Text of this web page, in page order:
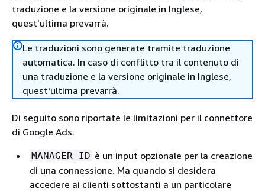
traduzione e la versione originale in Inglese,
quest'ultima prevarrà.
Le traduzioni sono generate tramite traduzione
automatica. In caso di conflitto tra il contenuto di
una traduzione e la versione originale in Inglese,
quest'ultima prevarrà.
Di seguito sono riportate le limitazioni per il connettore
di Google Ads.
MANAGER_ID è un input opzionale per la creazione
di una connessione. Ma quando si desidera
accedere ai clienti sottostanti a un particolare